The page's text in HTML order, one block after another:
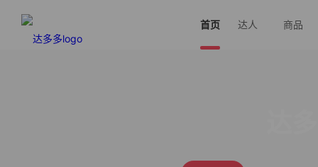
首页 达人 商品